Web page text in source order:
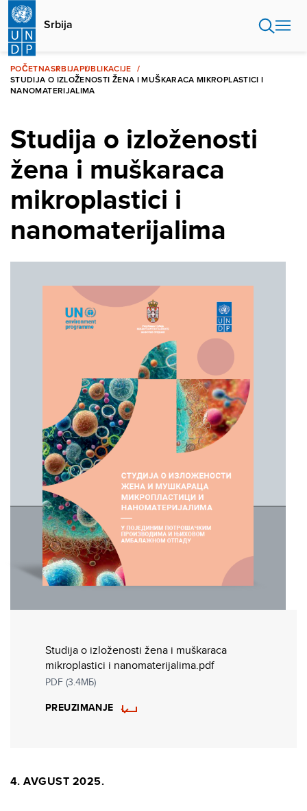
Skip
main
content
Srbija
POČETNASRBIJAPUBLIKACIJE
STUDIJA O IZLOŽENOSTI ŽENA I MUŠKARACA MIKROPLASTICI I
NANOMATERIJALIMA
Studija o izloženosti
žena i muškaraca
mikroplastici i
nanomaterijalima
Studija o izloženosti žena i muškaraca
mikroplastici i nanomaterijalima.pdf
PDF (3.4МБ)
PREUZIMANJE
4. AVGUST 2025.